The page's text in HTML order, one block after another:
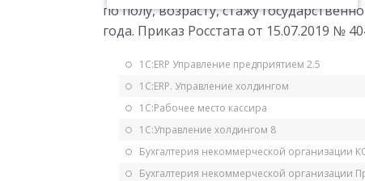
по полу, возрасту, стажу
года. Приказ Росстата от 15.07.2019 №
1С:ERP Управление предприятием 2.5
1С:ERP. Управление холдингом
1С:Рабочее место кассира
1С:Управление холдингом 8
Бухгалтерия некоммерческой организации
Бухгалтерия некоммерческой организации